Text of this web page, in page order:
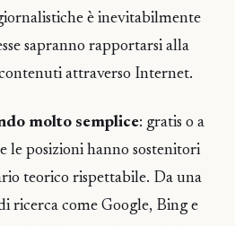
è inevitabilmente
sapranno rapportarsi alla
attraverso Internet.
molto semplice: gratis o a
le posizioni hanno sostenitori
teorico rispettabile. Da una
ricerca come Google, Bing e